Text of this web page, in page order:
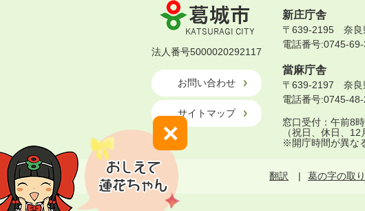
葛
城
市
KATSURAGI
CITY
法人番号5000020292117
お問い合わせ
サイトマップ
新庄庁舎
〒639-2195 奈良
電話番号:0745-
當麻庁舎
〒639-2197 奈良
電話番号:0745-
窓口受付：午前8
（祝日、休日、
※開庁時間が異な
翻訳 葛の字の取
×